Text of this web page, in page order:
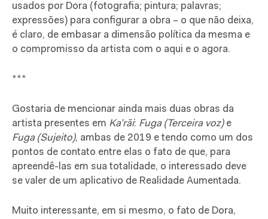
usados por Dora (fotografia; pintura; palavras;
expressões) para configurar a obra – o que não deixa,
é claro, de embasar a dimensão política da mesma e
o compromisso da artista com o aqui e o agora.
***
Gostaria de mencionar ainda mais duas obras da
artista presentes em Ka’rãi: Fuga (Terceira voz)e
Fuga (Sujeito), ambas de 2019 e tendo como um dos
pontos de contato entre elas o fato de que, para
apreendê-las em sua totalidade, o interessado deve
se valer de um aplicativo de Realidade Aumentada.
Muito interessante, em si mesmo, o fato de Dora,